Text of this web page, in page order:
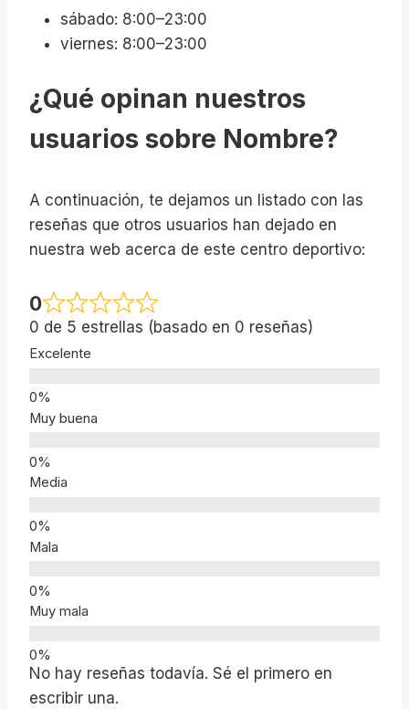
sábado: 8:00–23:00
viernes: 8:00–23:00
¿Qué opinan nuestros
usuarios sobre Nombre?
A continuación, te dejamos un listado con las
reseñas que otros usuarios han dejado en
nuestra web acerca de este centro deportivo:
0
0 de 5 estrellas (basado en 0 reseñas)
Excelente
Muy buena
Media
Mala
Muy mala
No hay reseñas todavía. Sé el primero en
escribir una.